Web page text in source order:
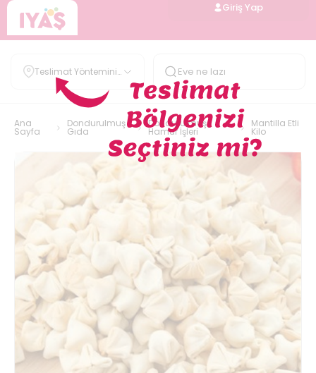
Giriş Yap
Teslimat Yöntemini
Belirle
Ana
Sayfa
Dondurulmuş
Gıda
Dondurulmuş
Hamur İşleri
Mantilla Etli
Kilo